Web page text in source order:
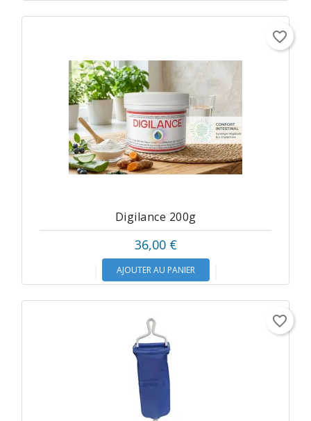
Digilance 200g
36,00 €
AJOUTER AU PANIER
favorite_border
favorite_border